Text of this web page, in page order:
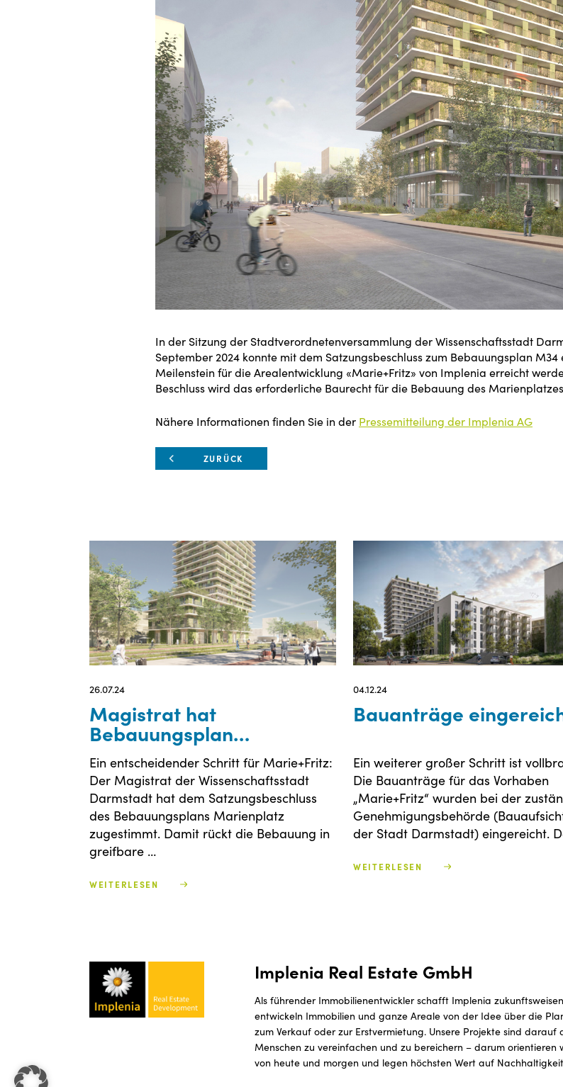
In der Sitzung der Stadtverordnetenversammlung der Wissenschaftsstadt
September 2024 konnte mit dem Satzungsbeschluss zum Bebauungsplan M34
Meilenstein für die Arealentwicklung «Marie+Fritz» von Implenia erreicht
Beschluss wird das erforderliche Baurecht für die Bebauung des
Nähere Informationen finden Sie in der Pressemitteilung der Implenia AG
ZURÜCK
26.07.24
Magistrat hat
Bebauungsplan
zugestimmt
Ein entscheidender Schritt für Marie+Fritz:
Der Magistrat der Wissenschaftsstadt
Darmstadt hat dem Satzungsbeschluss
des Bebauungsplans Marienplatz
zugestimmt. Damit rückt die Bebauung in
greifbare …
WEITERLESEN
04.12.24
Bauanträge
Ein weiterer großer Schritt ist
Die Bauanträge für das Vorhaben
„Marie+Fritz“ wurden bei der
Genehmigungsbehörde
der Stadt Darmstadt) eingereicht.
WEITERLESEN
Implenia Real Estate GmbH
Als führender Immobilienentwickler schafft Implenia
entwickeln Immobilien und ganze Areale von der Idee über die
zum Verkauf oder zur Erstvermietung. Unsere Projekte sind
Menschen zu vereinfachen und zu bereichern – darum orientieren
von heute und morgen und legen höchsten Wert auf